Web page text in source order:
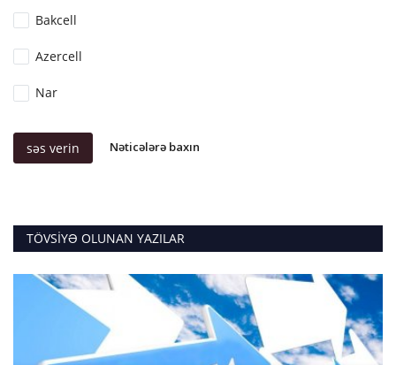
Bakcell
Azercell
Nar
səs verin Nəticələrə baxın
TÖVSIYƏ OLUNAN YAZILAR